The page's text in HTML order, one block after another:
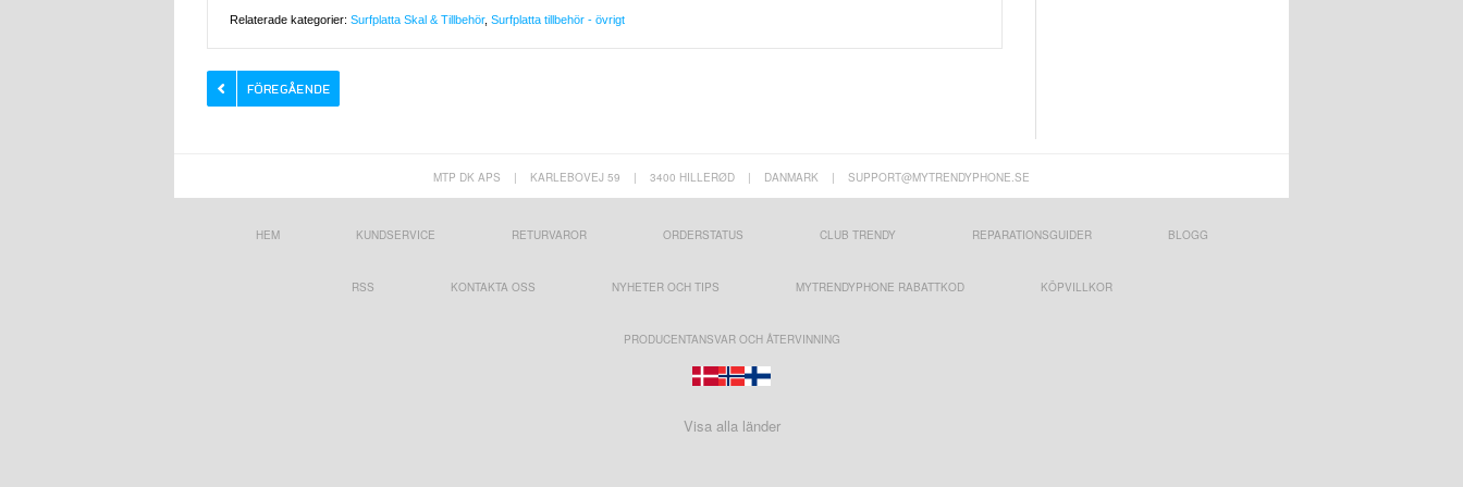
Relaterade kategorier: Surfplatta Skal & Tillbehör, Surfplatta tillbehör - övrigt
MTP DK APS | KARLEBOVEJ 59 | 3400 HILLERØD | DANMARK | SUPPORT@MYTRENDYPHONE.SE
HEM KUNDSERVICE RETURVAROR ORDERSTATUS CLUB TRENDY REPARATIONSGUIDER BLOGG
RSS KONTAKTA OSS NYHETER OCH TIPS MYTRENDYPHONE RABATTKOD KÖPVILLKOR
PRODUCENTANSVAR OCH ÅTERVINNING
Visa alla länder